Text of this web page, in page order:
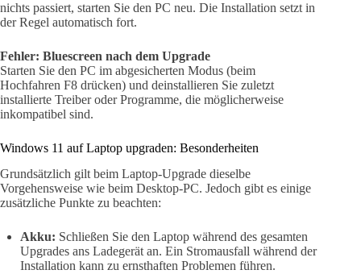
nichts passiert, starten Sie den PC neu. Die Installation setzt in
der Regel automatisch fort.
Fehler: Bluescreen nach dem Upgrade
Starten Sie den PC im abgesicherten Modus (beim
Hochfahren F8 drücken) und deinstallieren Sie zuletzt
installierte Treiber oder Programme, die möglicherweise
inkompatibel sind.
Windows 11 auf Laptop upgraden: Besonderheiten
Grundsätzlich gilt beim Laptop-Upgrade dieselbe
Vorgehensweise wie beim Desktop-PC. Jedoch gibt es einige
zusätzliche Punkte zu beachten:
Akku: Schließen Sie den Laptop während des gesamten
Upgrades ans Ladegerät an. Ein Stromausfall während der
Installation kann zu ernsthaften Problemen führen.